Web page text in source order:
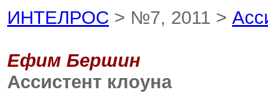
ИНТЕЛРОС > №7, 2011 >
Ефим Бершин
Ассистент клоуна